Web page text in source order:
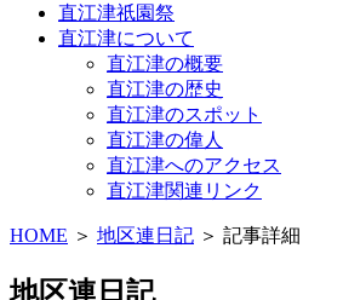
直江津祇園祭
直江津について
直江津の概要
直江津の歴史
直江津のスポット
直江津の偉人
直江津へのアクセス
直江津関連リンク
HOME ＞ 地区連日記 ＞ 記事詳細
地区連日記